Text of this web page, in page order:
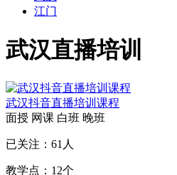
江门
武汉直播培训
武汉抖音直播培训课程
面授 网课 白班 晚班
已关注： 61 人
教学点： 12个